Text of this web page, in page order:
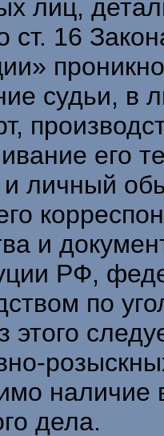
лиц,
ст. 16
судьи, в
его
личный
и
РФ,
по
этого
наличие
дела.